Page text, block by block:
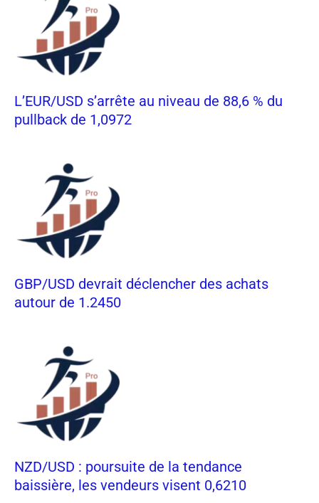
L’EUR/USD s’arrête au niveau de 88,6 % du
pullback de 1,0972
GBP/USD devrait déclencher des achats
autour de 1.2450
NZD/USD : poursuite de la tendance
baissière, les vendeurs visent 0,6210